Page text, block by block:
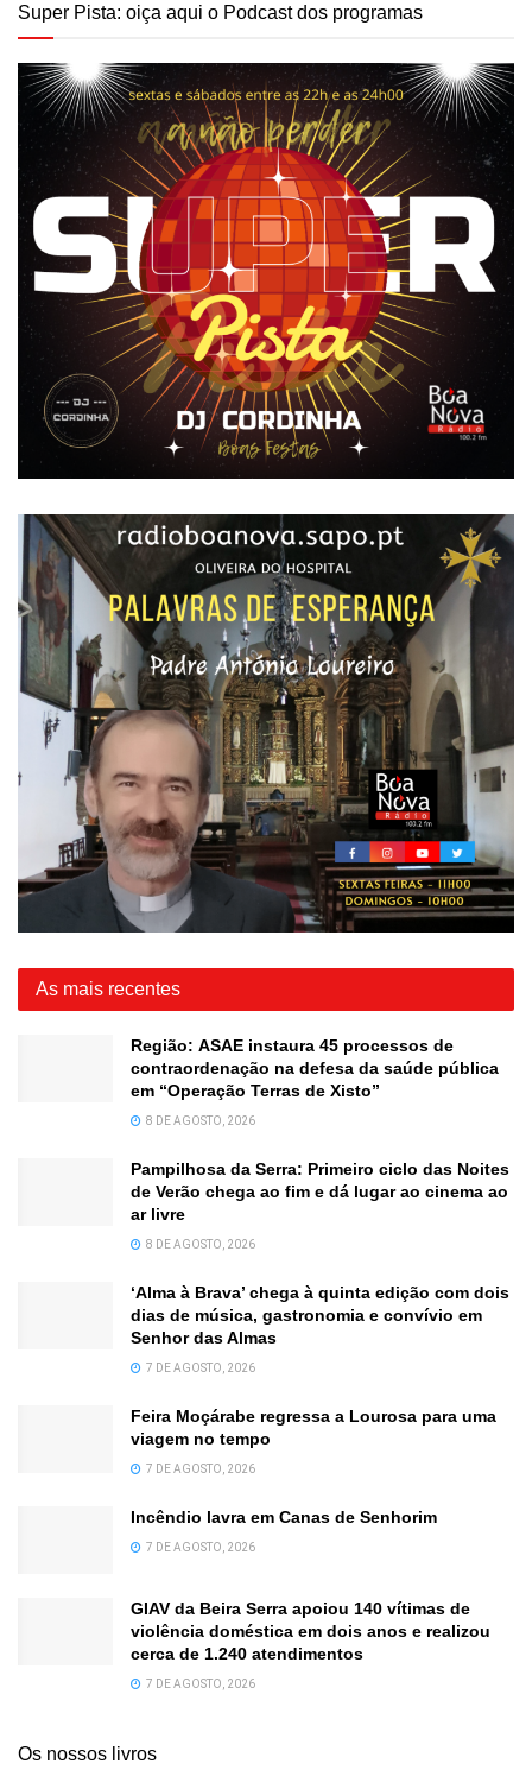
Super Pista: oiça aqui o Podcast dos programas
As mais recentes
Região: ASAE instaura 45 processos de
contraordenação na defesa da saúde pública
em “Operação Terras de Xisto”
8 DE AGOSTO, 2026
Pampilhosa da Serra: Primeiro ciclo das Noites
de Verão chega ao fim e dá lugar ao cinema ao
ar livre
8 DE AGOSTO, 2026
‘Alma à Brava’ chega à quinta edição com dois
dias de música, gastronomia e convívio em
Senhor das Almas
7 DE AGOSTO, 2026
Feira Moçárabe regressa a Lourosa para uma
viagem no tempo
7 DE AGOSTO, 2026
Incêndio lavra em Canas de Senhorim
7 DE AGOSTO, 2026
GIAV da Beira Serra apoiou 140 vítimas de
violência doméstica em dois anos e realizou
cerca de 1.240 atendimentos
7 DE AGOSTO, 2026
Os nossos livros